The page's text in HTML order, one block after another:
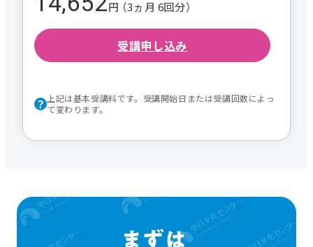
円 （3ヵ月 6回分）
受講申し込み
上記は基本受講料です。受講開始日または受講回数によっ
て変わります。